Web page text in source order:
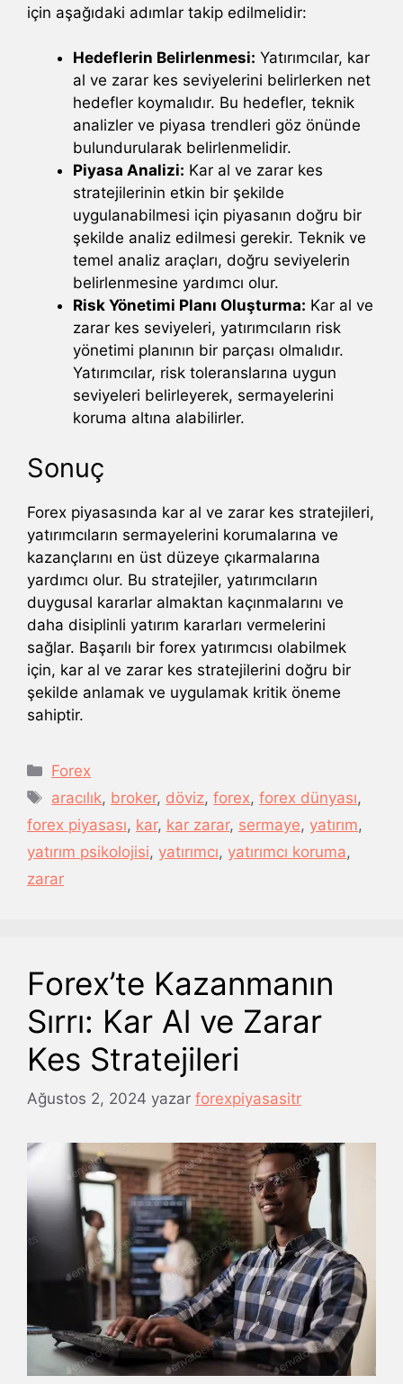
için aşağıdaki adımlar takip edilmelidir:
Hedeflerin Belirlenmesi: Yatırımcılar, kar
al ve zarar kes seviyelerini belirlerken net
hedefler koymalıdır. Bu hedefler, teknik
analizler ve piyasa trendleri göz önünde
bulundurularak belirlenmelidir.
Piyasa Analizi: Kar al ve zarar kes
stratejilerinin etkin bir şekilde
uygulanabilmesi için piyasanın doğru bir
şekilde analiz edilmesi gerekir. Teknik ve
temel analiz araçları, doğru seviyelerin
belirlenmesine yardımcı olur.
Risk Yönetimi Planı Oluşturma: Kar al ve
zarar kes seviyeleri, yatırımcıların risk
yönetimi planının bir parçası olmalıdır.
Yatırımcılar, risk toleranslarına uygun
seviyeleri belirleyerek, sermayelerini
koruma altına alabilirler.
Sonuç
Forex piyasasında kar al ve zarar kes stratejileri,
yatırımcıların sermayelerini korumalarına ve
kazançlarını en üst düzeye çıkarmalarına
yardımcı olur. Bu stratejiler, yatırımcıların
duygusal kararlar almaktan kaçınmalarını ve
daha disiplinli yatırım kararları vermelerini
sağlar. Başarılı bir forex yatırımcısı olabilmek
için, kar al ve zarar kes stratejilerini doğru bir
şekilde anlamak ve uygulamak kritik öneme
sahiptir.
Kategoriler
Forex
Etiketler
aracılık, broker, döviz,forex,forex dünyası,
forex piyasası, kar, kar zarar, sermaye, yatırım,
yatırım psikolojisi, yatırımcı, yatırımcı koruma,
zarar
Forex’te Kazanmanın
Sırrı: Kar Al ve Zarar
Kes Stratejileri
Ağustos 2, 2024 yazar forexpiyasasitr